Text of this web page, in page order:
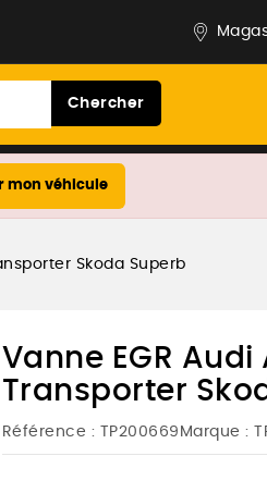
Chercher
mon véhicule
Skoda Superb
Vanne EGR
Transporter
Référence : TP200669 Marque :